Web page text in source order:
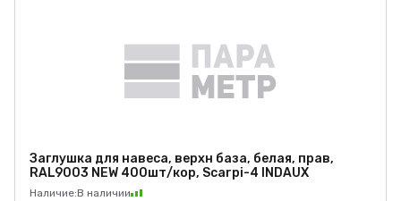
Заглушка для навеса, верхн база, белая, прав,
RAL9003 NEW 400шт/кор, Scarpi-4 INDAUX
Наличие:В наличии